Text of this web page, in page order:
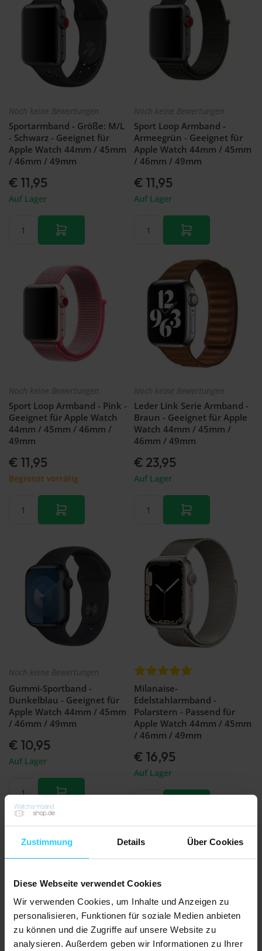
Zustimmung Details Über Cookies
Diese Webseite verwendet Cookies
Wir verwenden Cookies, um Inhalte und Anzeigen zu
personalisieren, Funktionen für soziale Medien anbieten
zu können und die Zugriffe auf unsere Website zu
analysieren. Außerdem geben wir Informationen zu Ihrer
Noch keine Bewertungen
Sportarmband - Größe: M/L
- Schwarz - Geeignet für
Apple Watch 44mm / 45mm
/ 46mm / 49mm
€ 11,95
Auf Lager
Noch keine Bewertungen
Sport Loop Armband -
Armeegrün - Geeignet für
Apple Watch 44mm / 45mm
/ 46mm / 49mm
€ 11,95
Auf Lager
Noch keine Bewertungen
Sport Loop Armband - Pink -
Geeignet für Apple Watch
44mm / 45mm / 46mm /
49mm
€ 11,95
Begrenzt vorrätig
Noch keine Bewertungen
Leder Link Serie Armband -
Braun - Geeignet für Apple
Watch 44mm / 45mm /
46mm / 49mm
€ 23,95
Auf Lager
Noch keine Bewertungen
Gummi-Sportband -
Dunkelblau - Geeignet für
Apple Watch 44mm / 45mm
/ 46mm / 49mm
€ 10,95
Auf Lager
Milanaise-
Edelstahlarmband -
Polarstern - Passend für
Apple Watch 44mm / 45mm
/ 46mm / 49mm
€ 16,95
Auf Lager